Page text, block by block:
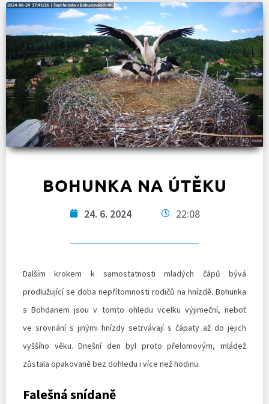
BOHUNKA NA ÚTĚKU
24. 6. 2024 22:08
Dalším krokem k samostatnosti mladých čápů bývá
prodlužující se doba nepřítomnosti rodičů na hnízdě. Bohunka
s Bohdanem jsou v tomto ohledu vcelku výjimeční, neboť
ve srovnání s jinými hnízdy setrvávají s čápaty až do jejich
vyššího věku. Dnešní den byl proto přelomovým, mládež
zůstala opakovaně bez dohledu i více než hodinu.
Falešná snídaně